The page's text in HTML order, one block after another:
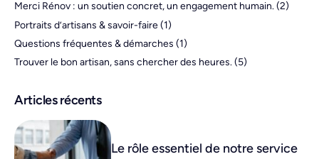
Merci Rénov : un soutien concret, un engagement humain.(2)
Portraits d’artisans & savoir-faire(1)
Questions fréquentes & démarches (1)
Trouver le bon artisan, sans chercher des heures.(5)
Articles récents
Le rôle essentiel de notre service